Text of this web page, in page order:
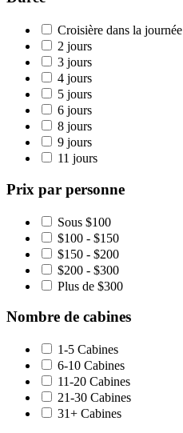
Croisière dans la journée
2 jours
3 jours
4 jours
5 jours
6 jours
8 jours
9 jours
11 jours
Prix par personne
Sous $100
$100 - $150
$150 - $200
$200 - $300
Plus de $300
Nombre de cabines
1-5 Cabines
6-10 Cabines
11-20 Cabines
21-30 Cabines
31+ Cabines